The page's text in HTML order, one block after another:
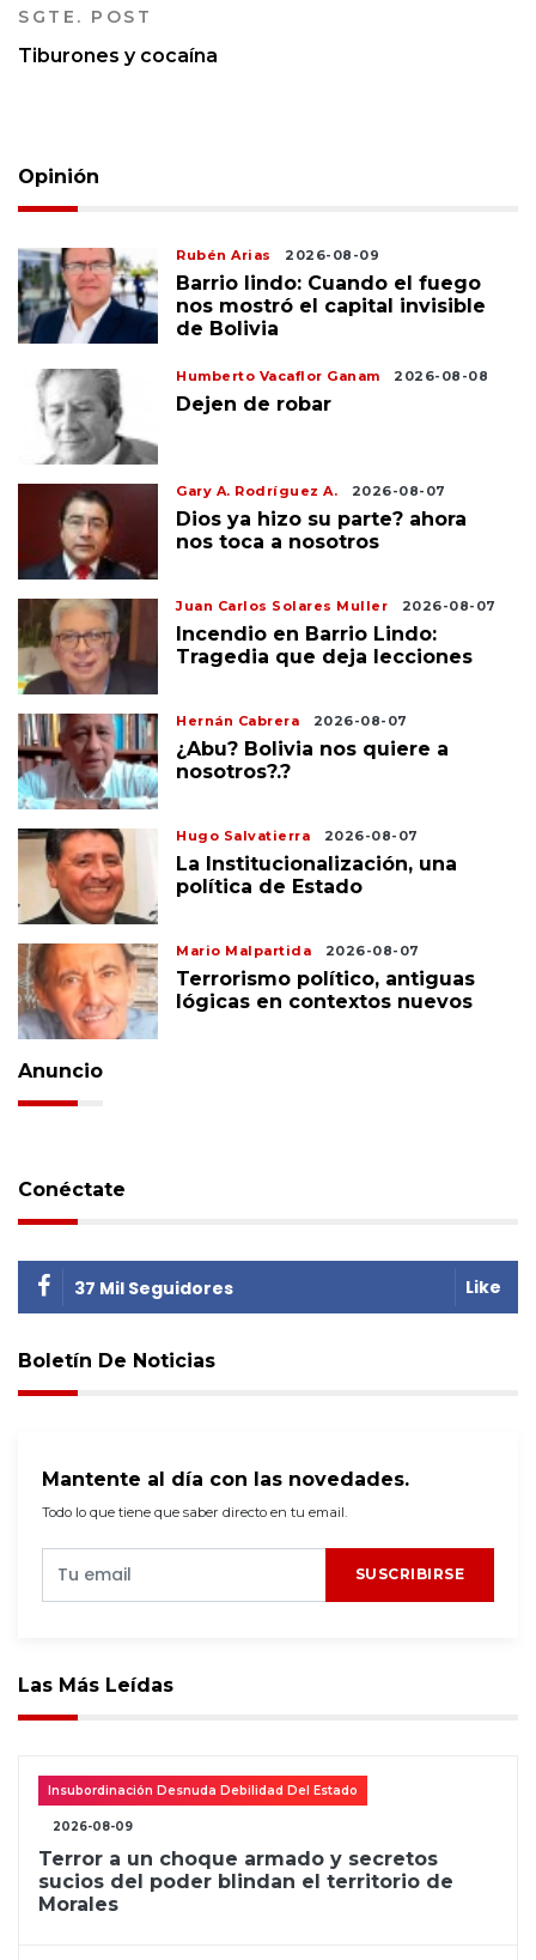
SGTE. POST
Tiburones y cocaína
Opinión
Rubén Arias 2026-08-09
Barrio lindo: Cuando el fuego
nos mostró el capital invisible
de Bolivia
Humberto Vacaflor Ganam 2026-08-08
Dejen de robar
Gary A. Rodríguez A. 2026-08-07
Dios ya hizo su parte? ahora
nos toca a nosotros
Juan Carlos Solares Muller 2026-08-07
Incendio en Barrio Lindo:
Tragedia que deja lecciones
Hernán Cabrera 2026-08-07
¿Abu? Bolivia nos quiere a
nosotros?.?
Hugo Salvatierra 2026-08-07
La Institucionalización, una
política de Estado
Mario Malpartida 2026-08-07
Terrorismo político, antiguas
lógicas en contextos nuevos
Anuncio
Conéctate
37 Mil Seguidores Like
Boletín De Noticias
Mantente al día con las novedades.
Todo lo que tiene que saber directo en tu email.
SUSCRIBIRSE
Las Más Leídas
Insubordinación Desnuda Debilidad Del Estado
2026-08-09
Terror a un choque armado y secretos
sucios del poder blindan el territorio de
Morales